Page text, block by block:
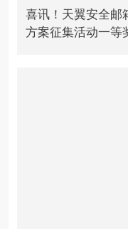
喜讯！天翼安全邮
方案征集活动一等